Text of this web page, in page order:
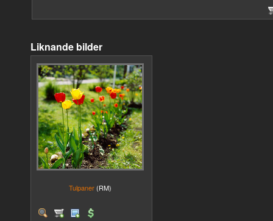
Liknande bilder
Tulpaner (RM)